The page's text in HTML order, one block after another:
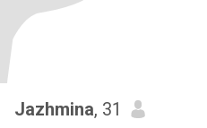
Jazhmina, 31